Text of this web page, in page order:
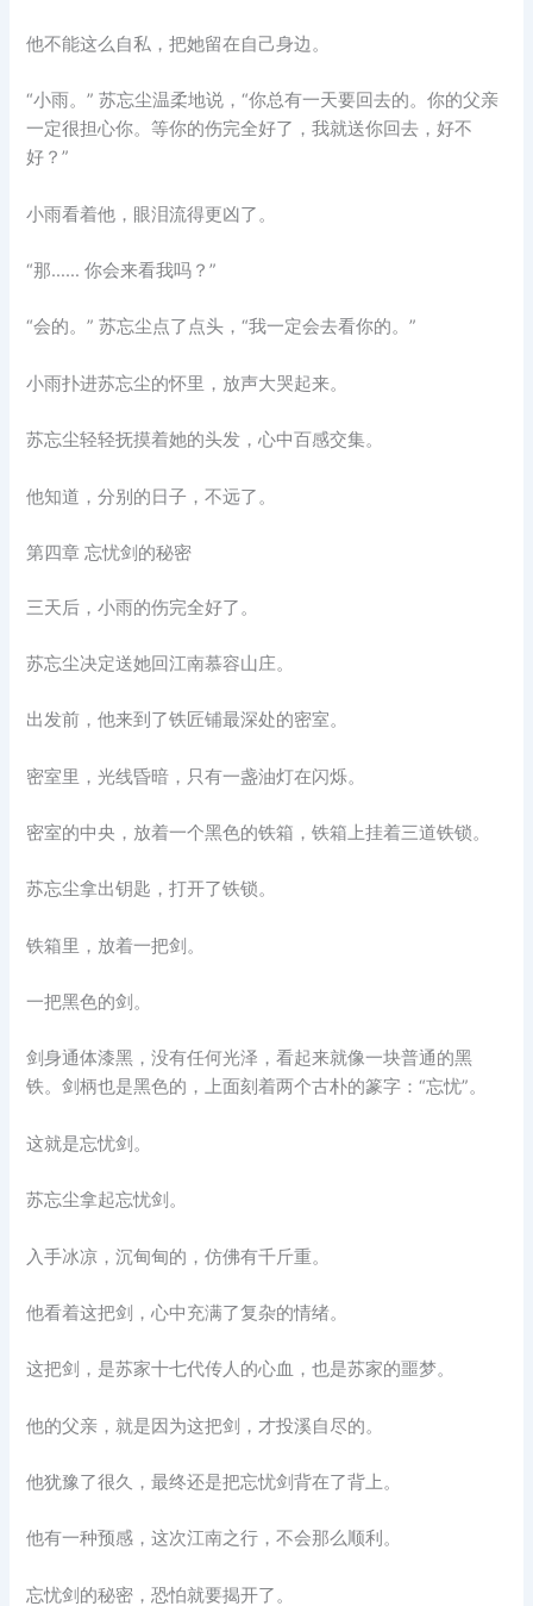
他不能这么自私，把她留在自己身边。
“小雨。” 苏忘尘温柔地说，“你总有一天要回去的。你的父亲
一定很担心你。等你的伤完全好了，我就送你回去，好不
好？”
小雨看着他，眼泪流得更凶了。
“那…… 你会来看我吗？”
“会的。” 苏忘尘点了点头，“我一定会去看你的。”
小雨扑进苏忘尘的怀里，放声大哭起来。
苏忘尘轻轻抚摸着她的头发，心中百感交集。
他知道，分别的日子，不远了。
第四章 忘忧剑的秘密
三天后，小雨的伤完全好了。
苏忘尘决定送她回江南慕容山庄。
出发前，他来到了铁匠铺最深处的密室。
密室里，光线昏暗，只有一盏油灯在闪烁。
密室的中央，放着一个黑色的铁箱，铁箱上挂着三道铁锁。
苏忘尘拿出钥匙，打开了铁锁。
铁箱里，放着一把剑。
一把黑色的剑。
剑身通体漆黑，没有任何光泽，看起来就像一块普通的黑
铁。剑柄也是黑色的，上面刻着两个古朴的篆字：“忘忧”。
这就是忘忧剑。
苏忘尘拿起忘忧剑。
入手冰凉，沉甸甸的，仿佛有千斤重。
他看着这把剑，心中充满了复杂的情绪。
这把剑，是苏家十七代传人的心血，也是苏家的噩梦。
他的父亲，就是因为这把剑，才投溪自尽的。
他犹豫了很久，最终还是把忘忧剑背在了背上。
他有一种预感，这次江南之行，不会那么顺利。
忘忧剑的秘密，恐怕就要揭开了。